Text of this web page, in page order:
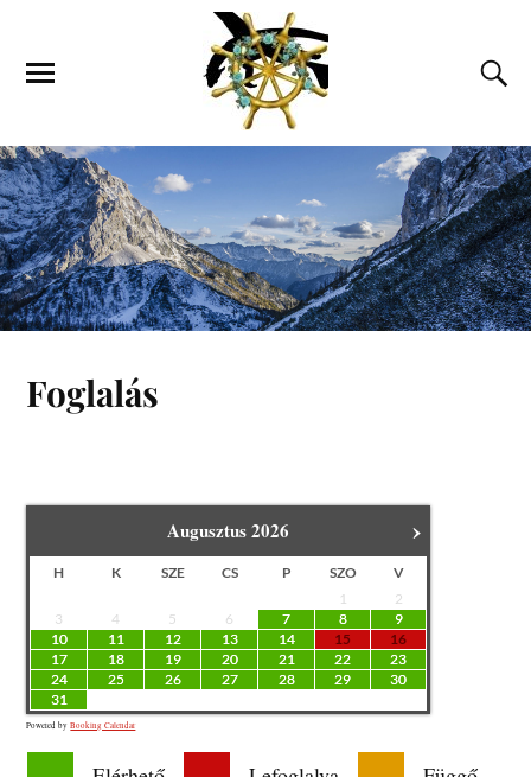
Foglalás
›
Augusztus2026
H K SZE CS P SZO
V
1
2
3
4 5 6 7 8
9
10
11 12 13 14 15
16
17
18 19 20 21 22
23
24
25 26 27 28 29
30
31
Powered byBooking Calendar